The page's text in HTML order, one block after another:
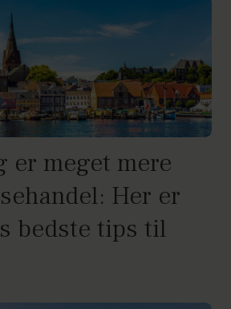
er meget mere
Her er
bedste tips til